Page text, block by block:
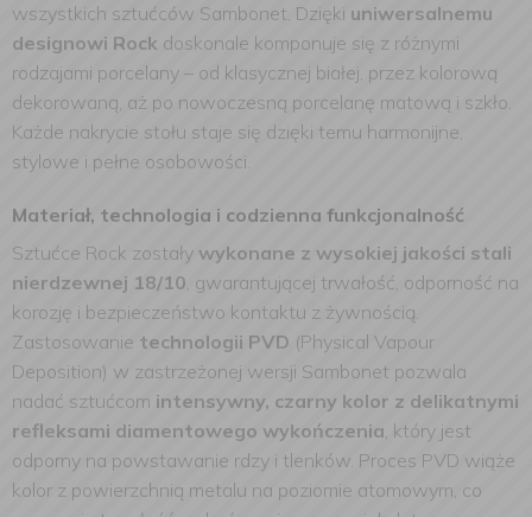
wszystkich sztućców Sambonet. Dzięki uniwersalnemu
designowi Rock doskonale komponuje się z różnymi
rodzajami porcelany – od klasycznej białej, przez kolorową
dekorowaną, aż po nowoczesną porcelanę matową i szkło.
Każde nakrycie stołu staje się dzięki temu harmonijne,
stylowe i pełne osobowości.
Materiał, technologia i codzienna funkcjonalność
Sztućce Rock zostały wykonane z wysokiej jakości stali
nierdzewnej 18/10, gwarantującej trwałość, odporność na
korozję i bezpieczeństwo kontaktu z żywnością.
Zastosowanie technologii PVD (Physical Vapour
Deposition) w zastrzeżonej wersji Sambonet pozwala
nadać sztućcom intensywny, czarny kolor z delikatnymi
refleksami diamentowego wykończenia, który jest
odporny na powstawanie rdzy i tlenków. Proces PVD wiąże
kolor z powierzchnią metalu na poziomie atomowym, co